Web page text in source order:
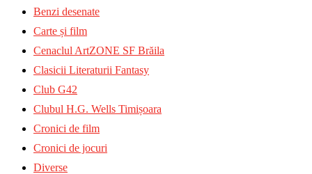
Benzi desenate
Carte și film
Cenaclul ArtZONE SF Brăila
Clasicii Literaturii Fantasy
Club G42
Clubul H.G. Wells Timișoara
Cronici de film
Cronici de jocuri
Diverse